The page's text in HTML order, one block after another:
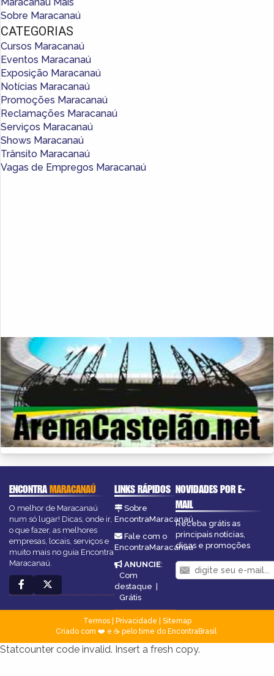
Sobre Maracanaú
CATEGORIAS
Cursos Maracanaú
Eventos Maracanaú
Exposição Maracanaú
Notícias Maracanaú
Promoções Maracanaú
Reclamações Maracanaú
Serviços Maracanaú
Shows Maracanaú
Trânsito Maracanaú
Vagas de Empregos Maracanaú
ENCONTRAMARACANAÚ
O melhor de Maracanaú
num só lugar! Dicas, onde ir,
o que fazer, as melhores
empresas, locais, serviços e
muito mais no guia Encontra
Maracanaú.
LINKS RÁPIDOS
Sobre
EncontraMaracanaú
Fale com o
EncontraMaracanaú
ANUNCIE:
Com
destaque
Grátis
NOVIDADES POR E-
MAIL
Receba grátis as
principais notícias,
dicas e promoções
Termos| Privacidade
Sitemap
Criado com ❤️ e ☕ pelo time do EncontraBrasil
Statcounter code invalid. Insert a fresh copy.